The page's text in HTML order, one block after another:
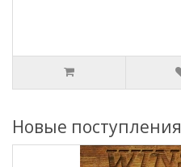
Новые поступления